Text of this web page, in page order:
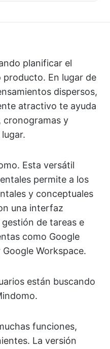
planificar el
producto. En lugar de
dispersos,
atractivo te ayuda
cronogramas y
Esta versátil
permite a los
y conceptuales
una interfaz
de tareas e
como Google
Workspace.
están buscando
funciones,
La versión